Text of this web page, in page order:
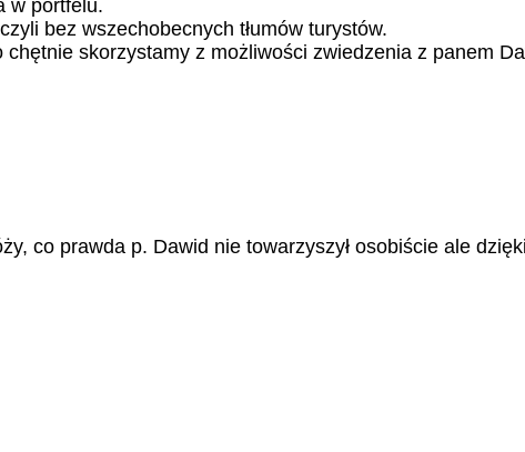
w portfelu.
bez wszechobecnych tłumów turystów.
skorzystamy z możliwości zwiedzenia z panem
co prawda p. Dawid nie towarzyszył osobiście ale